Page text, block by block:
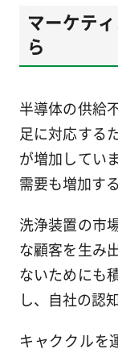
マーケテ
ら
半導体の供給
足に対応する
が増加してい
需要も増加す
洗浄装置の市
な顧客を生み
ないためにも
し、自社の認
キャククルを